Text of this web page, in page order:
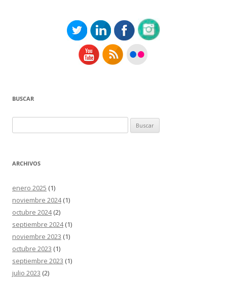
BUSCAR
ARCHIVOS
enero 2025 (1)
noviembre 2024(1)
octubre 2024(2)
septiembre 2024(1)
noviembre 2023 (1)
octubre 2023 (1)
septiembre 2023 (1)
julio 2023 (2)